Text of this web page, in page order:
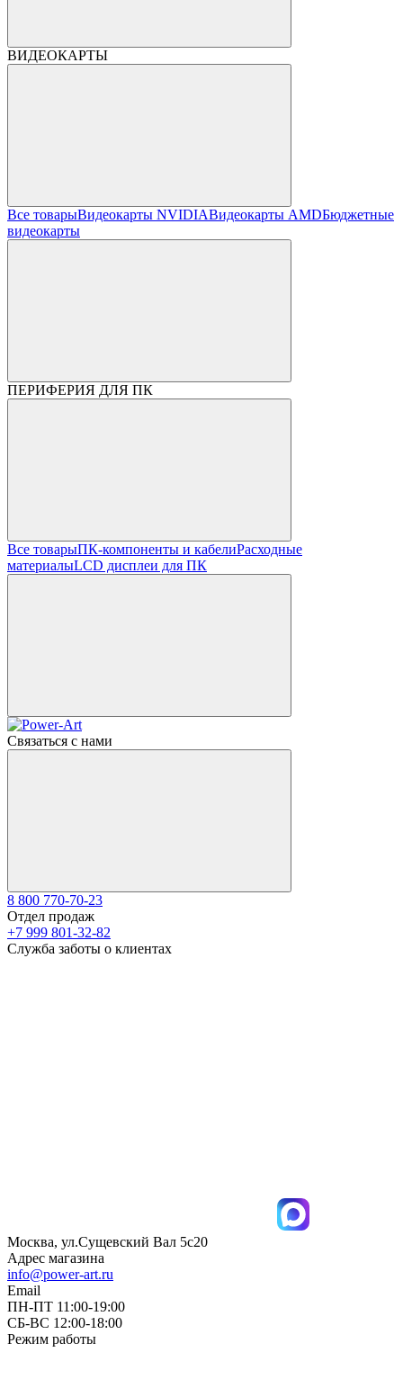
ВИДЕОКАРТЫ
Все товарыВидеокарты NVIDIAВидеокарты AMDБюджетные
видеокарты
ПЕРИФЕРИЯ ДЛЯ ПК
Все товарыПК-компоненты и кабелиРасходные
материалыLCD дисплеи для ПК
Связаться с нами
8 800 770-70-23
Отдел продаж
+7 999 801-32-82
Служба заботы о клиентах
Москва, ул.Сущевский Вал 5с20
Адрес магазина
info@power-art.ru
Email
ПН-ПТ 11:00-19:00
СБ-ВС 12:00-18:00
Режим работы